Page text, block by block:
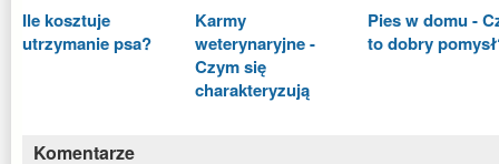
Ile kosztuje
utrzymanie psa?
Karmy
weterynaryjne -
Czym się
charakteryzują
Pies w domu -
to dobry
Komentarze